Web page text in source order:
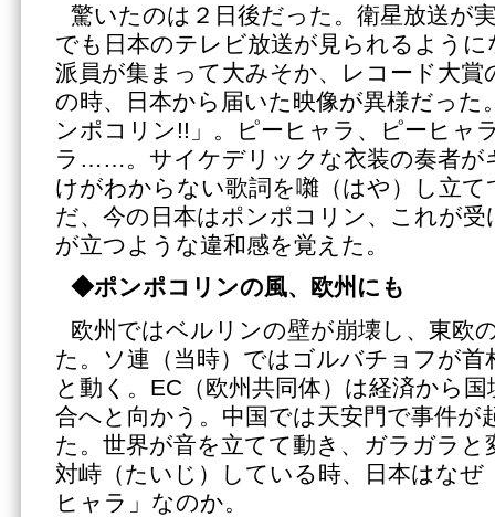
驚いたのは２日後だった。衛星放送が
でも日本のテレビ放送が見られるよう
派員が集まって大みそか、レコード大賞
の時、日本から届いた映像が異様だった
ンポコリン!!」。ピーヒャラ、ピーヒャ
ラ……。サイケデリックな衣装の奏者が
けがわからない歌詞を囃（はや）し立
だ、今の日本はポンポコリン、これが
が立つような違和感を覚えた。
◆ポンポコリンの風、欧州にも
欧州ではベルリンの壁が崩壊し、東欧
た。ソ連（当時）ではゴルバチョフが首
と動く。EC（欧州共同体）は経済から
合へと向かう。中国では天安門で事件が
た。世界が音を立てて動き、ガラガラと
対峙（たいじ）している時、日本はなぜ
ヒャラ」なのか。